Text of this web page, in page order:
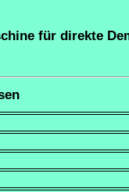
für direkte